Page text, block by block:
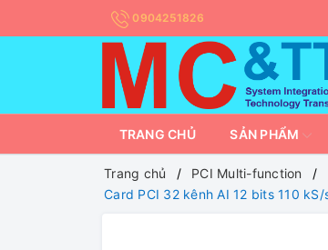
0904251826
TRANG CHỦ SẢN PHẨM
Trang chủ
PCI Multi-function
Card PCI 32 kênh AI 12 bits 110